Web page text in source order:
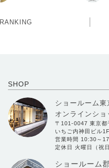
RANKING
SHOP
ショールーム東
オンラインショ
〒101-0047 東京都
いちご内神田ビル1F
営業時間 10:30～
定休日 火曜日（祝
ショールーム